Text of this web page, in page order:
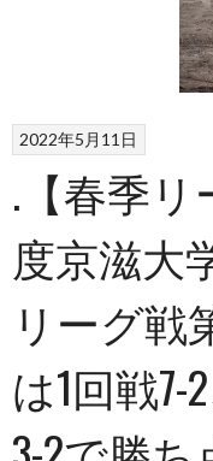
2022年5月11日
.【春季リ
度京滋大
リーグ戦
は1回戦7-